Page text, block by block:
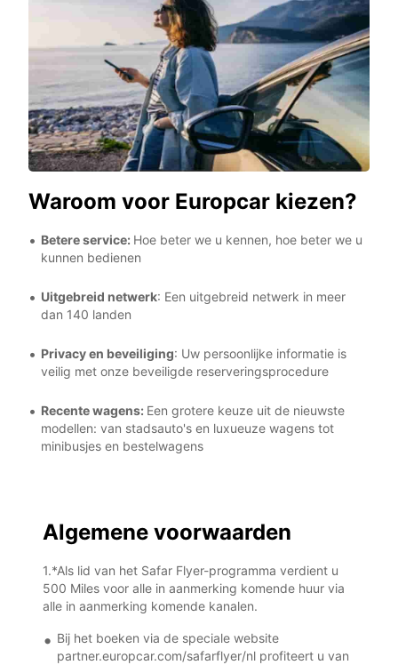
Waroom voor Europcar kiezen?
Betere service: Hoe beter we u kennen, hoe beter we u
kunnen bedienen
Uitgebreid netwerk: Een uitgebreid netwerk in meer
dan 140 landen
Privacy en beveiliging: Uw persoonlijke informatie is
veilig met onze beveiligde reserveringsprocedure
Recente wagens: Een grotere keuze uit de nieuwste
modellen: van stadsauto's en luxueuze wagens tot
minibusjes en bestelwagens
Algemene voorwaarden
1.*Als lid van het Safar Flyer-programma verdient u
500 Miles voor alle in aanmerking komende huur via
alle in aanmerking komende kanalen.
Bij het boeken via de speciale website
partner.europcar.com/safarflyer/nl profiteert u van